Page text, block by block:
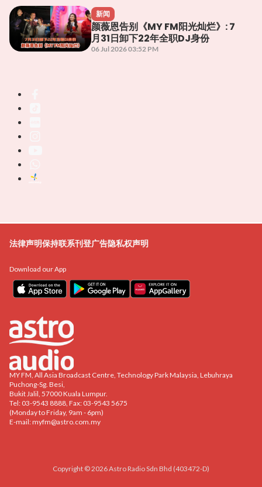
新闻
颜薇恩告别《MY FM阳光灿烂》: 7
月31日卸下22年全职DJ身份
06 Jul 2026 03:52 PM
法律声明保持联系刊登广告隐私权声明
MY FM, All Asia Broadcast Centre, Technology Park Malaysia, Lebuhraya
Puchong-Sg. Besi,
Bukit Jalil, 57000 Kuala Lumpur.
Tel: 03-9543 8888, Fax: 03-9543 5675
(Monday to Friday, 9am - 6pm)
E-mail:myfm@astro.com.my
Download our App
Copyright © 2026 Astro Radio Sdn Bhd (403472-D)